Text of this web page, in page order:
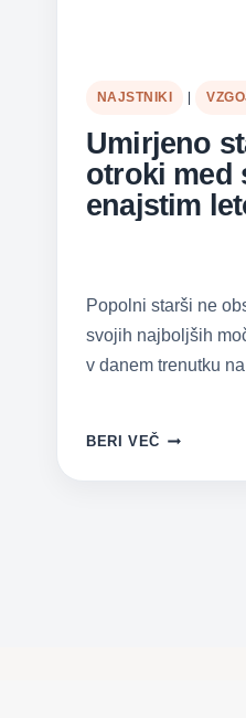
NAJSTNIKI |
Umirjeno
otroki med
enajstim
Popolni starši ne
svojih najboljših
v danem trenutku
BERI VEČ UMIRJENO
Z